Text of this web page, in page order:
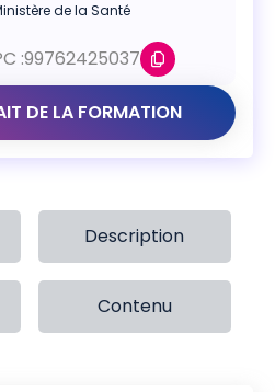
Description
Contenu
de la Santé
:99762425037
DE LA FORMATION